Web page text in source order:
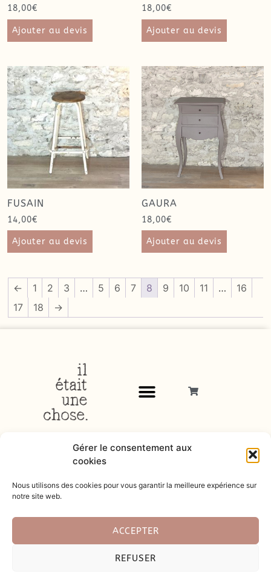
Gérer le consentement aux
cookies
Nous utilisons des cookies pour vous garantir la meilleure expérience sur
notre site web.
ACCEPTER
REFUSER
18,00€
Ajouter au devis
18,00€
Ajouter au devis
FUSAIN
14,00€
Ajouter au devis
GAURA
18,00€
Ajouter au devis
← 1 2 3 … 5 6 7 8 9 10 11 …
16
17
18 →
Charte cookies|CGU